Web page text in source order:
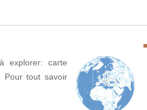
explorer: carte
Pour tout savoir